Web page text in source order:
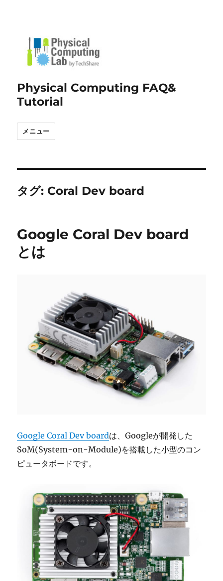
Physical Computing FAQ&
Tutorial
メニュー
タグ: Coral Dev board
Google Coral Dev board
とは
Google Coral Dev boardは、Googleが開発した
SoM(System-on-Module)を搭載した小型のコン
ピュータボードです。